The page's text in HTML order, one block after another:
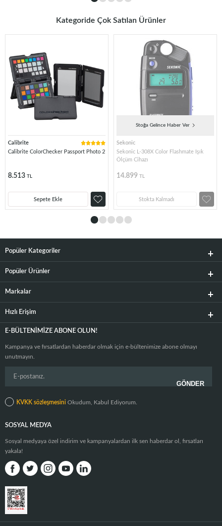
Kategoride Çok Satılan Ürünler
Calibrite
Calibrite ColorChecker Passport Photo 2
8.513 TL
Sepete Ekle
Stoğa Gelince Haber Ver
Sekonic
Sekonic L-308X Color Flashmate Işık
Ölçüm Cihazı
14.899 TL
Stokta Kalmadı
Popüler Kategoriler
Popüler Ürünler
Markalar
Hızlı Erişim
E-BÜLTENIMIZE ABONE OLUN!
Kampanya ve fırsatlardan haberdar olmak için e-bültenimize abone olmayı
unutmayın.
KVKK sözleşmesini Okudum, Kabul Ediyorum.
SOSYAL MEDYA
Sosyal medyaya özel indirim ve kampanyalardan ilk sen haberdar ol, fırsatları
yakala!